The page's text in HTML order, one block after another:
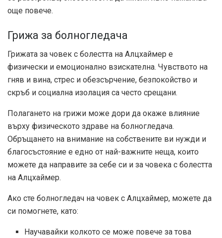
още повече.
Грижа за болногледача
Грижата за човек с болестта на Алцхаймер е
физически и емоционално взискателна. Чувството на
гняв и вина, стрес и обезсърчение, безпокойство и
скръб и социална изолация са често срещани.
Полагането на грижи може дори да окаже влияние
върху физическото здраве на болногледача.
Обръщането на внимание на собствените ви нужди и
благосъстояние е едно от най-важните неща, които
можете да направите за себе си и за човека с болестта
на Алцхаймер.
Ако сте болногледач на човек с Алцхаймер, можете да
си помогнете, като:
Научавайки колкото се може повече за това